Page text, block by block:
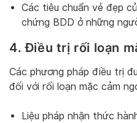
Các tiêu chuẩn vẻ đẹp
chứng BDD ở những
4. Điều trị rối loạn
Các phương pháp điều trị
đối với rối loạn mặc cảm
Liệu pháp nhận thức